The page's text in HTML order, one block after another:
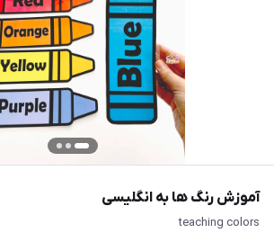
آموزش رنگ ها به انگلیسی
teaching colors